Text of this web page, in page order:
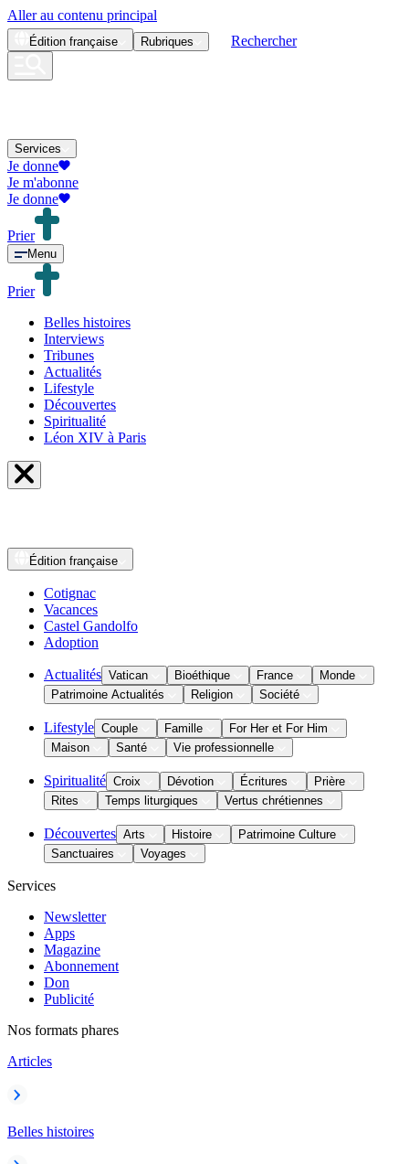
Aller au contenu principal
Édition française Rubriques Rechercher
Services
Je donne
Je m'abonne
Je donne
Prier
Menu
Prier
Belles histoires
Interviews
Tribunes
Actualités
Lifestyle
Découvertes
Spiritualité
Léon XIV à Paris
Édition française
Cotignac
Vacances
Castel Gandolfo
Adoption
Actualités Vatican Bioéthique France
Monde
Patrimoine Actualités
Religion Société
Lifestyle Couple Famille
For Her et For Him
Maison
Santé Vie professionnelle
Spiritualité Croix Dévotion Écritures
Prière
Rites
Temps liturgiques Vertus chrétiennes
Découvertes Arts Histoire
Patrimoine Culture
Sanctuaires
Voyages
Services
Newsletter
Apps
Magazine
Abonnement
Don
Publicité
Nos formats phares
Articles
Belles histoires